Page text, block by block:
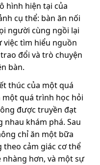
hình hiện tại của
cụ thể: bàn ăn nối
người cùng ngồi lại
việc tìm hiểu nguồn
đổi và trò chuyện
bàn.
thúc của một quá
quá trình học hỏi
được truyền đạt
khám phá. Sau
chỉ ăn một bữa
theo cảm giác cơ thể
hơn, và một sự